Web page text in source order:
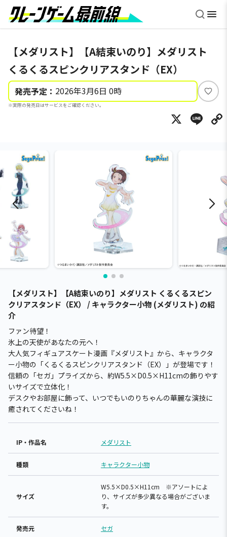
【メダリスト】【A結束いのり】メダリスト
くるくるスピンクリアスタンド（EX）
発売予定： 2026年3月6日 0時
※実際の発売日はサービスをご確認ください。
い
ね
X
【メダリスト】【A結束いのり】メダリスト くるくるスピン
クリアスタンド（EX） / キャラクター小物 (メダリスト) の紹
介
ファン待望！
氷上の天使があなたの元へ！
大人気フィギュアスケート漫画『メダリスト』から、キャラクタ
ー小物の「くるくるスピンクリアスタンド（EX）」が登場です！
信頼の「セガ」プライズから、約W5.5×D0.5×H11cmの飾りやす
いサイズで立体化！
デスクやお部屋に飾って、いつでもいのりちゃんの華麗な演技に
癒されてくださいね！
IP・作品名 メダリスト
種類 キャラクター小物
サイズ
W5.5×D0.5×H11cm ※アソートによ
り、サイズが多少異なる場合がございま
す。
発売元 セガ